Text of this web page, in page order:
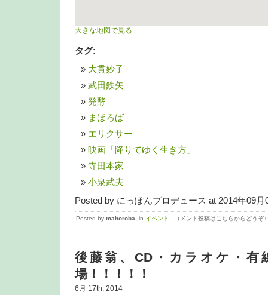
大きな地図で見る
タグ:
大貫妙子
武田鉄矢
発酵
まほろば
エリクサー
映画「降りてゆく生き方」
寺田本家
小泉武夫
Posted by にっぽんプロデュース at 2014年09月
Posted by mahoroba , in イベント コメント投稿はこちらからどうぞ
後藤翁、CD・カラオケ・有
場！！！！！
6月 17th, 2014